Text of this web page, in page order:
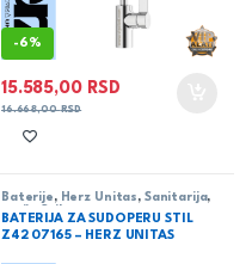
-6%
15.585,00 RSD
16.668,00RSD
Baterije , Herz Unitas , Sanitarija,
serija Stil
BATERIJA ZA SUDOPERU STIL
Z42 07165 – HERZ UNITAS